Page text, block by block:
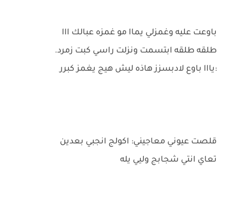
باوعت عليه وغمزلي يماا مو غمزه عبالك ااا
طلقه طلقه ابتسمت ونزلت راسي كبت زمرد.
:يااا باوع لادبسزز هاذه ليش هيج يغمز كبرر
قلصت عيوني معاجيني: اكولج انجبي بعدين
تعاي انتي شجابج وليي يله